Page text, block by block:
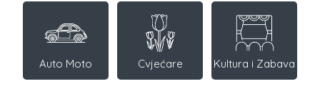
Auto Moto Cvjećare Kultura i Zabava